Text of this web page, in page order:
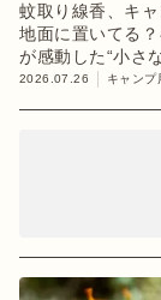
蚊取り線香、キ
地面に置いてる
が感動した“小さ
2026.07.26 キャンプ